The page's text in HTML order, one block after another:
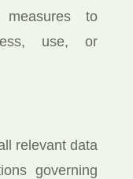
measures to
use, or
relevant data
governing